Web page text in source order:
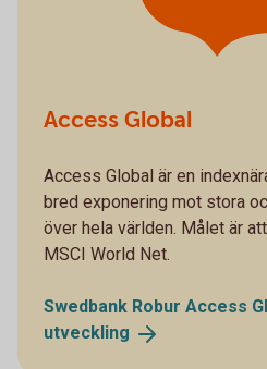
Access Global
Access Global är en
bred exponering mot stora
över hela världen. Målet är
MSCI World Net.
Swedbank Robur Access
utveckling